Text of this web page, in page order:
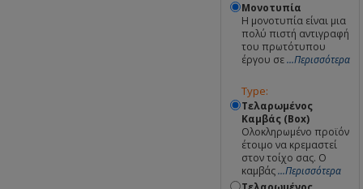
Μονοτυπία
Η μονοτυπία είναι μια
πολύ πιστή αντιγραφή
του πρωτότυπου
έργου σε...Περισσότερα
Type:
Τελαρωμένος
Καμβάς (Box)
Ολοκληρωμένο προϊόν
έτοιμο να κρεμαστεί
στον τοίχο σας. Ο
καμβάς...Περισσότερα